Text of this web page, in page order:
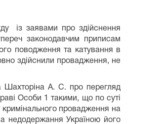
із заявами про здійснення
законодавчим приписам
поводження та катування в
здійснили провадження, не
Шахторіна А. С. про перегляд
Особи 1 такими, що по суті
кримінального провадження на
недодержання Україною його